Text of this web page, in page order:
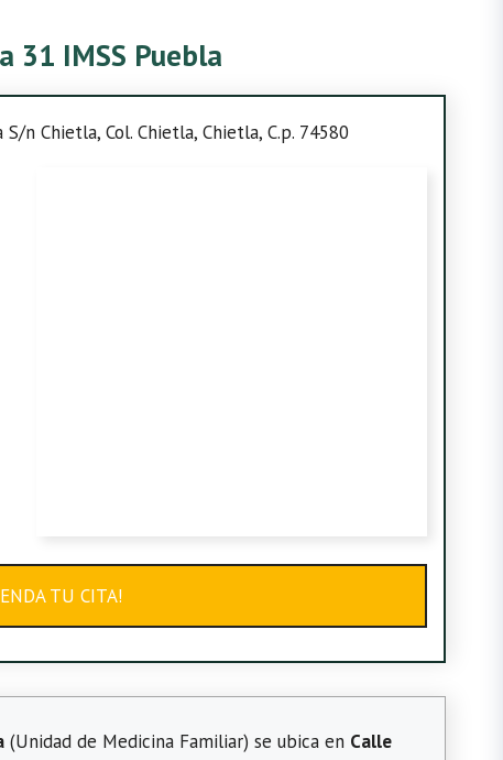
31 IMSS Puebla
n Chietla, Col. Chietla, Chietla, C.p. 74580
TU CITA!
(Unidad de Medicina Familiar) se ubica en Calle